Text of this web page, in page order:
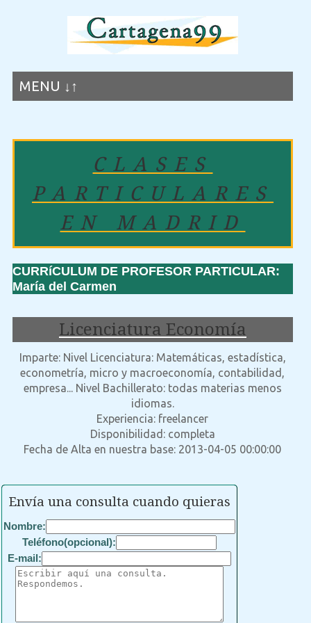
MENU ↓↑
CLASES
PARTICULARES
EN MADRID
CURRíCULUM DE PROFESOR PARTICULAR:
María del Carmen
Licenciatura Economía
Imparte: Nivel Licenciatura: Matemáticas, estadística,
econometría, micro y macroeconomía, contabilidad,
empresa... Nivel Bachillerato: todas materias menos
idiomas.
Experiencia: freelancer
Disponibilidad: completa
Fecha de Alta en nuestra base: 2013-04-05 00:00:00
Envía una consulta cuando quieras
Nombre:
Teléfono(opcional):
E-mail: